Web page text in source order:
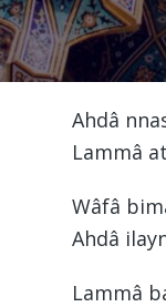
Ahdâ
Lammâ
Wâfâ
Ahdâ
Lammâ